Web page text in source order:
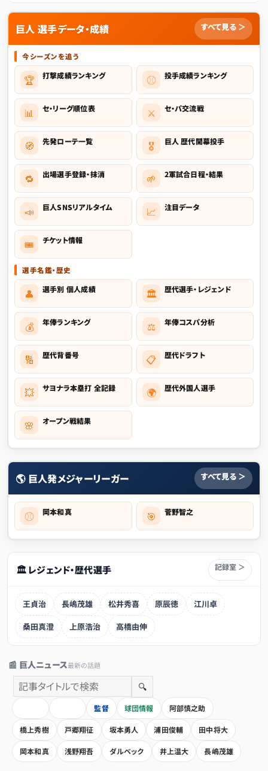
巨人 選手データ・成績 すべて見る ＞
今シーズンを追う
🏆 打撃成績ランキング ⚾ 投手成績ランキング
📊 セ・リーグ順位表 ⚔️ セ・パ交流戦
🧭 先発ローテ一覧 🎖️ 巨人 歴代開幕投手
🔁 出場選手登録・抹消 🌱 2軍試合日程・結果
📣 巨人SNSリアルタイム 📈 注目データ
🎟️ チケット情報
選手名鑑・歴史
👤 選手別 個人成績 🏛 歴代選手・レジェンド
💰 年俸ランキング ⚖️ 年俸コスパ分析
🔢 歴代背番号 📋 歴代ドラフト
💥 サヨナラ本塁打 全記録 🌍 歴代外国人選手
🌸 オープン戦結果
🌎 巨人発メジャーリーガー すべて見る ＞
⚾ 岡本和真 🎯 菅野智之
🏛 レジェンド・歴代選手 記録室 ＞
王貞治 長嶋茂雄 松井秀喜 原辰徳
江川卓
桑田真澄
上原浩治 高橋由伸
📰 巨人ニュース最新の話題
🔍
監督 球団情報 阿部慎之助
橋上秀樹 戸郷翔征 坂本勇人 浦田俊輔 田中将大
岡本和真 浅野翔吾 ダルベック 井上温大 長嶋茂雄